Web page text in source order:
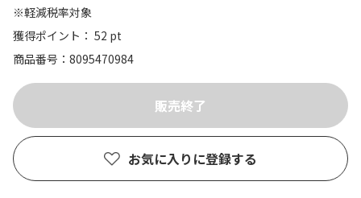
※軽減税率対象
獲得ポイント： 52 pt
商品番号
8095470984
お気に入りに登録する